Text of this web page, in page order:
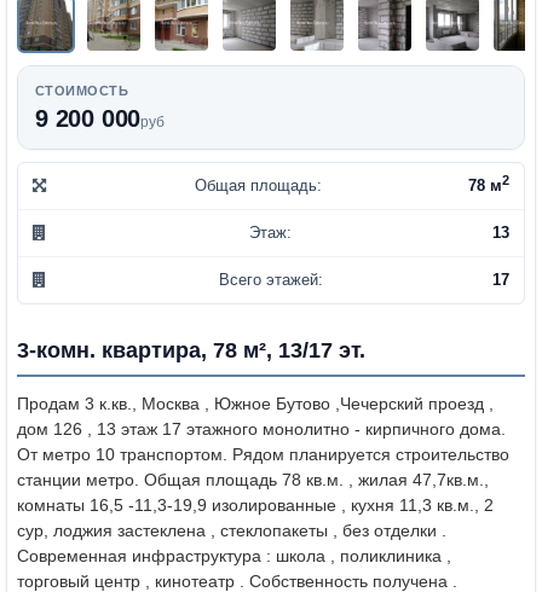
СТОИМОСТЬ
9 200 000руб
Общая площадь: 78 м2
Этаж: 13
Всего этажей: 17
3-комн. квартира, 78 м², 13/17 эт.
Продам 3 к.кв., Москва , Южное Бутово ,Чечерский проезд ,
дом 126 , 13 этаж 17 этажного монолитно - кирпичного дома.
От метро 10 транспортом. Рядом планируется строительство
станции метро. Общая площадь 78 кв.м. , жилая 47,7кв.м.,
комнаты 16,5 -11,3-19,9 изолированные , кухня 11,3 кв.м., 2
сур, лоджия застеклена , стеклопакеты , без отделки .
Современная инфраструктура : школа , поликлиника ,
торговый центр , кинотеатр . Собственность получена .